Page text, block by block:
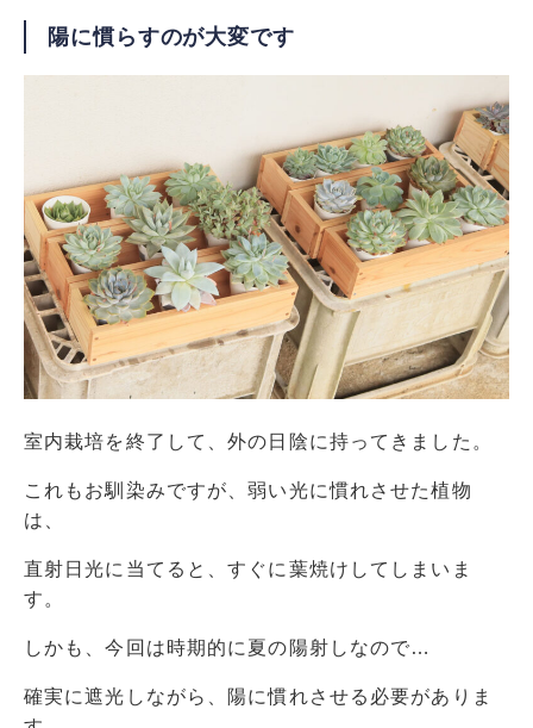
陽に慣らすのが大変です
室内栽培を終了して、外の日陰に持ってきました。
これもお馴染みですが、弱い光に慣れさせた植物
は、
直射日光に当てると、すぐに葉焼けしてしまいま
す。
しかも、今回は時期的に夏の陽射しなので…
確実に遮光しながら、陽に慣れさせる必要がありま